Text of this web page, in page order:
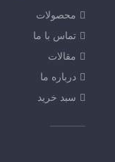
محصولات
تماس با ما
مقالات
درباره ما
سبد خرید